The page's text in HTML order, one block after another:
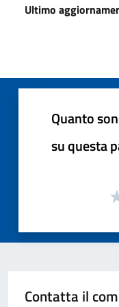
Ultimo
Quanto
su questa
Contatta il